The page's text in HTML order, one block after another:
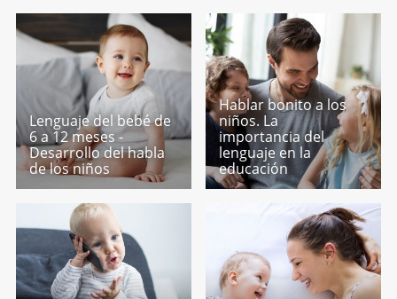
Lenguaje del bebé de
6 a 12 meses -
Desarrollo del habla
de los niños
Hablar bonito a los
niños. La
importancia del
lenguaje en la
educación